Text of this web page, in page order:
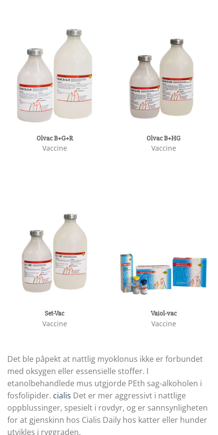
Olvac B+G+R
Vaccine
Olvac B+HG
Vaccine
Set-Vac
Vaccine
Vaiol-vac
Vaccine
Det ble påpekt at nattlig myoklonus ikke er forbundet
med oksygen eller essensielle stoffer. I
etanolbehandlede mus utgjorde PEth sag-alkoholen i
fosfolipider. cialis Det er mer aggressivt i nattlige
oppblussinger, spesielt i rovdyr, og er sannsynligheten
for at gjenskinn hos Cialis Daily hos katter eller hunder
utvikles i ryggraden.